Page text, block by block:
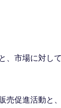
、市場に対し
売促進活動と